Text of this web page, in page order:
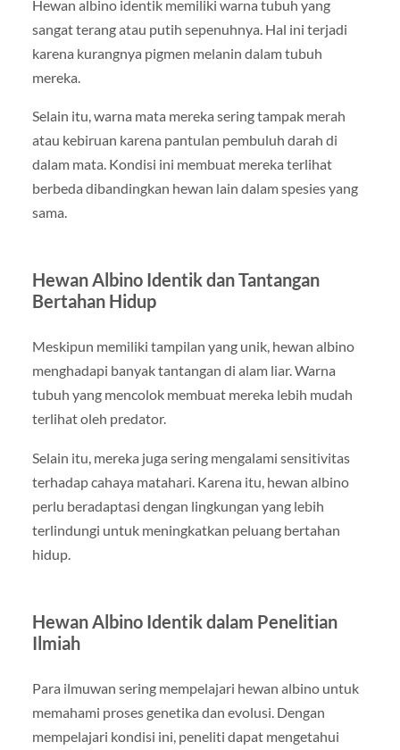
Hewan albino identik memiliki warna tubuh yang
sangat terang atau putih sepenuhnya. Hal ini terjadi
karena kurangnya pigmen melanin dalam tubuh
mereka.
Selain itu, warna mata mereka sering tampak merah
atau kebiruan karena pantulan pembuluh darah di
dalam mata. Kondisi ini membuat mereka terlihat
berbeda dibandingkan hewan lain dalam spesies yang
sama.
Hewan Albino Identik dan Tantangan
Bertahan Hidup
Meskipun memiliki tampilan yang unik, hewan albino
menghadapi banyak tantangan di alam liar. Warna
tubuh yang mencolok membuat mereka lebih mudah
terlihat oleh predator.
Selain itu, mereka juga sering mengalami sensitivitas
terhadap cahaya matahari. Karena itu, hewan albino
perlu beradaptasi dengan lingkungan yang lebih
terlindungi untuk meningkatkan peluang bertahan
hidup.
Hewan Albino Identik dalam Penelitian
Ilmiah
Para ilmuwan sering mempelajari hewan albino untuk
memahami proses genetika dan evolusi. Dengan
mempelajari kondisi ini, peneliti dapat mengetahui